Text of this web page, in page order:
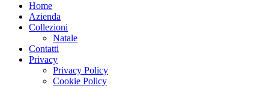
Home
Azienda
Collezioni
Natale
Contatti
Privacy
Privacy Policy
Cookie Policy